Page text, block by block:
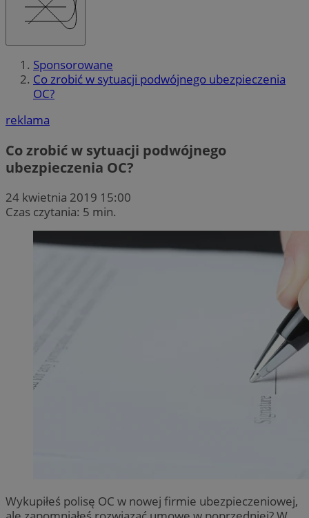
Sponsorowane
Co zrobić w sytuacji podwójnego ubezpieczenia
OC?
reklama
Co zrobić w sytuacji podwójnego
ubezpieczenia OC?
24 kwietnia 2019 15:00
Czas czytania: 5 min.
Wykupiłeś polisę OC w nowej firmie ubezpieczeniowej,